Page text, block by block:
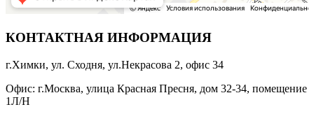
КОНТАКТНАЯ ИНФОРМАЦИЯ
г.Химки, ул. Сходня, ул.Некрасова 2, офис 34
Офис: г.Москва, улица Красная Пресня, дом 32-34, помещение
1Л/Н